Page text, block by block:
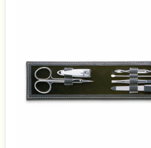
Made in Europe
Recycled